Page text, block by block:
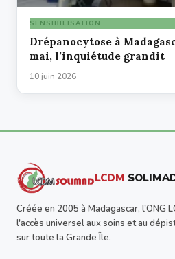
SENSIBILISATION
Drépanocytose à
mai, l’inquiétude grandit
10 juin 2026
LCDM
Créée en 2005 à Madagascar, l'ONG
l'accès universel aux soins et au
sur toute la Grande Île.